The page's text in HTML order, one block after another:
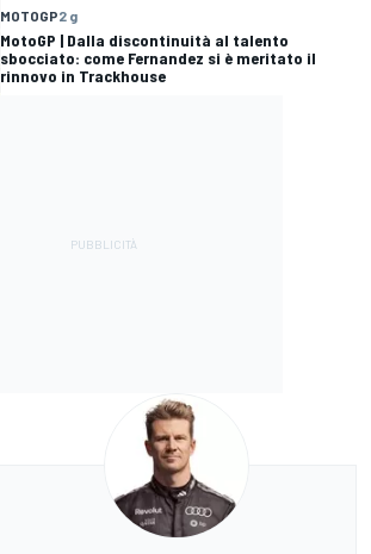
MOTOGP2 g
MotoGP | Dalla discontinuità al talento
sbocciato: come Fernandez si è meritato il
rinnovo in Trackhouse